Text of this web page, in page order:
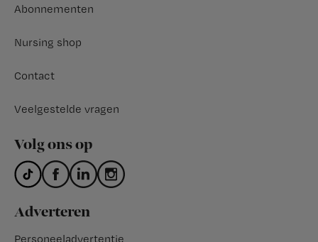
Abonnementen
Nursing shop
Contact
Veelgestelde vragen
Volg ons op
Adverteren
Personeeladvertentie